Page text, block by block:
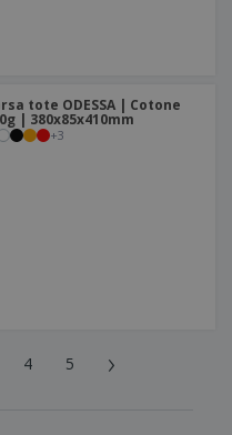
tote ODESSA | Cotone
| 380x85x410mm
+3
4 5 ›